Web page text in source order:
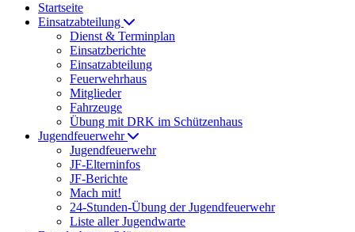
Startseite
Einsatzabteilung
Dienst & Terminplan
Einsatzberichte
Einsatzabteilung
Feuerwehrhaus
Mitglieder
Fahrzeuge
Übung mit DRK im Schützenhaus
Jugendfeuerwehr
Jugendfeuerwehr
JF-Elterninfos
JF-Berichte
Mach mit!
24-Stunden-Übung der Jugendfeuerwehr
Liste aller Jugendwarte